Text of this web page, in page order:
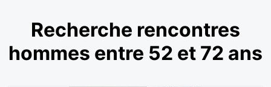
Recherche rencontres
hommes entre 52 et 72 ans